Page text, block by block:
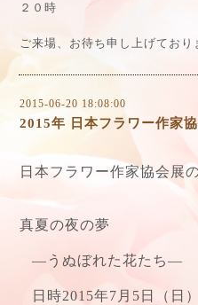
２０時
ご来場、お待ち申し上げており
2015-06-20 18:08:00
2015年 日本フラワー作家
日本フラワー作家協会展
真夏の夜の夢
―うぬぼれた花たち―
日時2015年7 月 5 日（日）